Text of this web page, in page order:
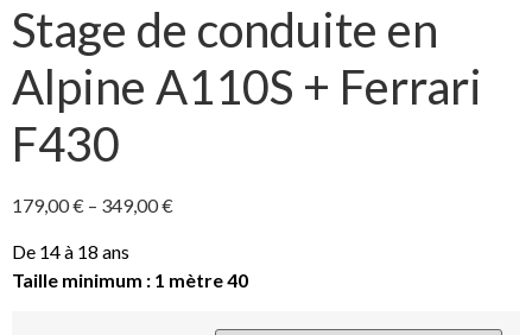
Stage de conduite en
Alpine A110S + Ferrari
F430
179,00€ – 349,00€
De 14 à 18 ans
Taille minimum : 1 mètre 40